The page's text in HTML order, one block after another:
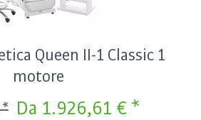
Queen II-1 Classic 1
motore
Da 1.926,61 € *
*